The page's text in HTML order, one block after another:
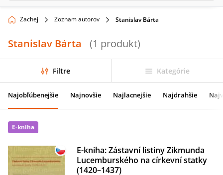
Zachej Zoznam autorov Stanislav Bárta
Stanislav Bárta (1 produkt)
Filtre Kategórie
Najobľúbenejšie Najnovšie Najlacnejšie Najdrahšie
E-kniha
E-kniha: Zástavní listiny Zikmunda
Lucemburského na církevní statky
(1420–1437)